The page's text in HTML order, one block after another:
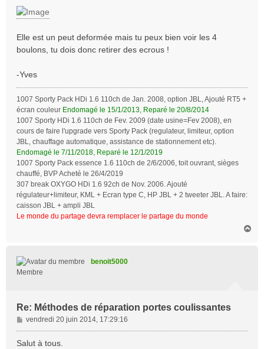
a
g
Elle est un peut deformée mais tu peux bien voir les 4
boulons, tu dois donc retirer des ecrous !
-Yves
1007 Sporty Pack HDi 1.6 110ch de Jan. 2008, option JBL, Ajouté RT5 +
écran couleur Endomagé le 15/1/2013, Reparé le 20/8/2014
1007 Sporty HDi 1.6 110ch de Fev. 2009 (date usine=Fev 2008), en
cours de faire l'upgrade vers Sporty Pack (regulateur, limiteur, option
JBL, chauffage automatique, assistance de stationnement etc).
Endomagé le 7/11/2018, Reparé le 12/1/2019
1007 Sporty Pack essence 1.6 110ch de 2/6/2006, toit ouvrant, sièges
chauffé, BVP Acheté le 26/4/2019
307 break OXYGO HDi 1.6 92ch de Nov. 2006. Ajouté
régulateur+limiteur, KML + Ecran type C, HP JBL + 2 tweeter JBL. A faire:
caisson JBL + ampli JBL
Le monde du partage devra remplacer le partage du monde
benoit5000
Membre
Re: Méthodes de réparation portes coulissantes
M
e
s
vendredi 20 juin 2014, 17:29:16
Salut à tous.